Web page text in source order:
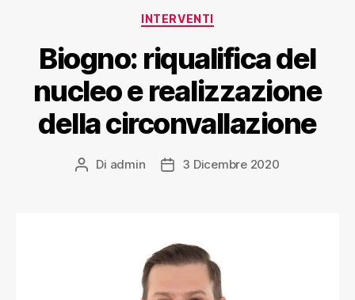
INTERVENTI
Biogno: riqualifica del
nucleo e realizzazione
della circonvallazione
Di admin 3 Dicembre 2020